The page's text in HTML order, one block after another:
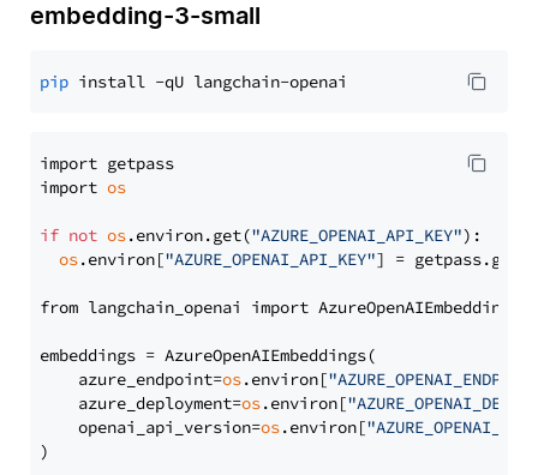
embedding-3-small
pip
import getpass
import os
if not os.environ.get("AZURE_OPENAI_API_KEY"):
os.environ["AZURE_OPENAI_API_KEY"] =
from langchain_openai import AzureOpenAIEmbeddings
embeddings = AzureOpenAIEmbeddings(
    azure_endpoint=
os.environ[
    azure_deployment=
os.environ[
    openai_api_version=
os.environ[